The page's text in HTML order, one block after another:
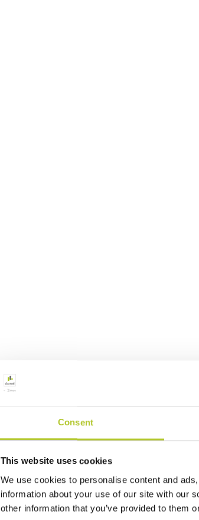
Consent
This website uses cookies
We use cookies to personalise content and
information about your use of our site with our
other information that you’ve provided to them